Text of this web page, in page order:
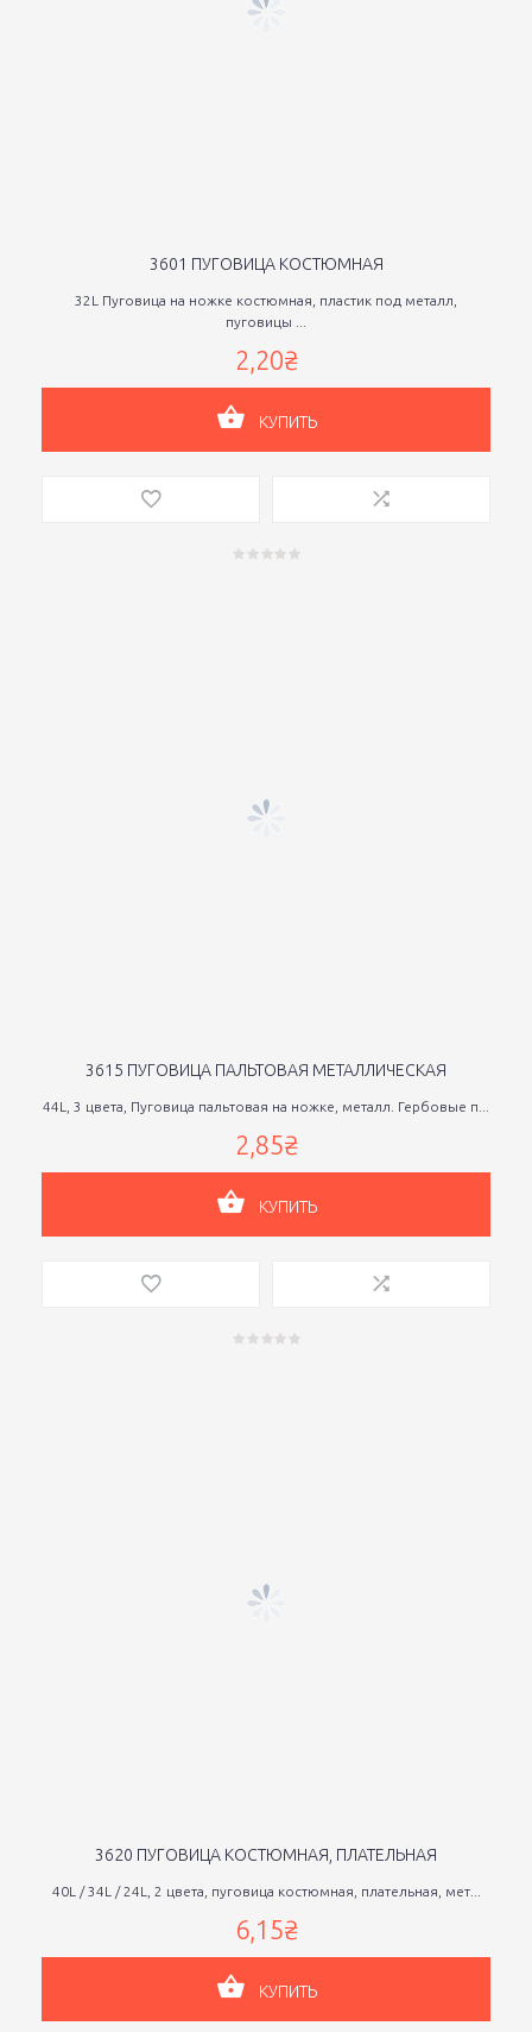
3601 ПУГОВИЦА КОСТЮМНАЯ
32L Пуговица на ножке костюмная, пластик под металл,
пуговицы ...
2,20₴
КУПИТЬ
3615 ПУГОВИЦА ПАЛЬТОВАЯ МЕТАЛЛИЧЕСКАЯ
44L, 3 цвета, Пуговица пальтовая на ножке, металл. Гербовые п...
2,85₴
КУПИТЬ
3620 ПУГОВИЦА КОСТЮМНАЯ, ПЛАТЕЛЬНАЯ
40L / 34L / 24L, 2 цвета, пуговица костюмная, плательная, мет...
6,15₴
КУПИТЬ